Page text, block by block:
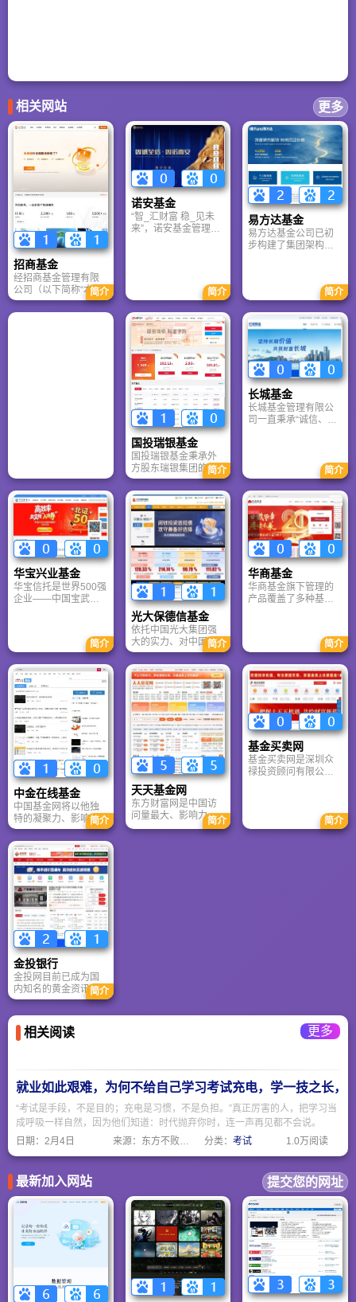
相关网站 更多
招商基金
经招商基金管理有限
公司（以下简称“本公
司”）股东会审议通
过，并经中国证券监
司，分别为招商财富
资产管理有限公司和
招商资产管理（香
港）有限公司。
简介
诺安基金
“智_汇财富 稳_见未
来”，诺安基金管理有
市场中为投资者实现
长期持久的投资回
报。
简介
易方达基金
易方达基金公司已初
步构建了集团架构，
司。易方达国际控股
有限公司下设有易方
达资产管理（香港）
有限公司，在香港开
展资产管理业务。
简介
国投瑞银基金
国投瑞银基金秉承外
方股东瑞银集团的投
资理念，成功吸收其
全球市场行之有效的
投资方法，并结合本
土实际情况，不断加
以完善，形成了自身
独特的稳中求进的投
资风格。
简介
长城基金
长城基金管理有限公
司一直秉承“诚信、规
原则，凭借完善的公
司治理结构、严格的
风险控制、规范的业
务流程、高效专业的
员工团队、开放与学
习的文化氛围，努力
打造一流的基金管理
公司品牌，竭诚为客
户提供优质的投资理
财产品和服务。
简介
华宝兴业基金
华宝信托是世界500强
企业——中国宝武钢
37.44亿元，投资业绩
优异，资产质量在国
内同业中名列前茅。
简介
光大保德信基金
依托中国光大集团强
大的实力、对中国市
场的深刻认知和广泛
的网络；借力美国保
德信金融集团丰富的
国际经验、先进的技
术、享誉全球的资产
管理能力和品牌,光大
保德信基金致力于以
科学理性的投资管
理，帮助客户实现资
产的保值增值，成为
投资者可信赖的财富
管理专家。
简介
华商基金
华商基金旗下管理的
产品覆盖了多种基金
长，市场影响力迅速
提升，综合实力快速
提高，在投资研究、
市场开拓、客户服务
等方面表现出良好的
发展势头，得到了越
来越广泛的关注和认
同。
简介
中金在线基金
中国基金网将以他独
特的凝聚力、影响
力、专业素养，在市
场中展露锋芒，托起
新一轮的朝阳。在资
本市场良性发展的大
环境促进下，中国基
金网正以他矫健的身
影迅速迈步向前。
简介
天天基金网
东方财富网是中国访
问量最大、影响力最
大的财经门户，是中
简介
基金买卖网
基金买卖网是深圳众
禄投资顾问有限公司
快、最全、最准的开
放式基金净值，基金
简介
金投银行
金投网目前已成为国
内知名的黄金资讯门
户网站，为黄金投资
者提供免费的行情服
务及交易指导。我们
的服务宗旨：诚信至
实实在在价值！
简介
相关阅读 更多
就业如此艰难，为何不给自己学习考试充电，学一技之长，
“考试是手段，不是目的；充电是习惯，不是负担。”真正厉害的人，把学习当
成呼吸一样自然，因为他们知道：时代抛弃你时，连一声再见都不会说。
日期： 2月4日 来源：东方不败网址大全 分类：考试 1.0万阅读
最新加入网站 提交您的网址